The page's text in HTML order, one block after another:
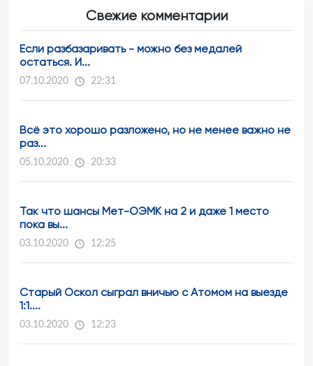
Свежие комментарии
Если разбазаривать - можно без медалей
остаться. И...
07.10.2020 22:31
Всё это хорошо разложено, но не менее важно не
раз...
05.10.2020 20:33
Так что шансы Мет-ОЭМК на 2 и даже 1 место
пока вы...
03.10.2020 12:25
Старый Оскол сыграл вничью с Атомом на выезде
1:1....
03.10.2020 12:23